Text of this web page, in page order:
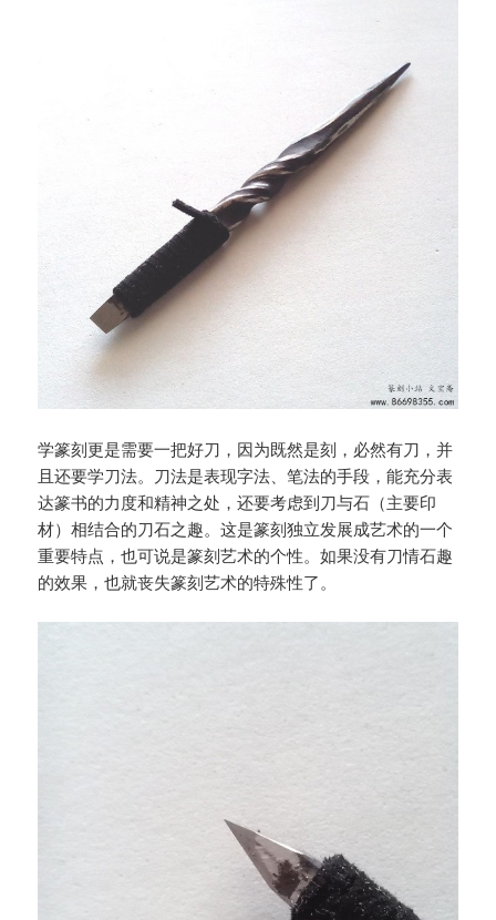
学篆刻更是需要一把好刀，因为既然是刻，必然有刀，并
且还要学刀法。刀法是表现字法、笔法的手段，能充分表
达篆书的力度和精神之处，还要考虑到刀与石（主要印
材）相结合的刀石之趣。这是篆刻独立发展成艺术的一个
重要特点，也可说是篆刻艺术的个性。如果没有刀情石趣
的效果，也就丧失篆刻艺术的特殊性了。